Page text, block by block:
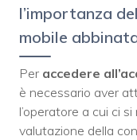
l’importanza
mobile
Per accedere
è necessario aver
l’operatore a cui ci
valutazione della